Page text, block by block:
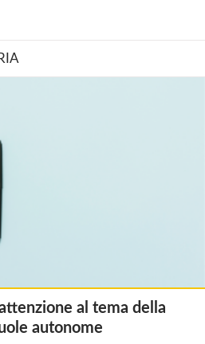
al tema della
autonome